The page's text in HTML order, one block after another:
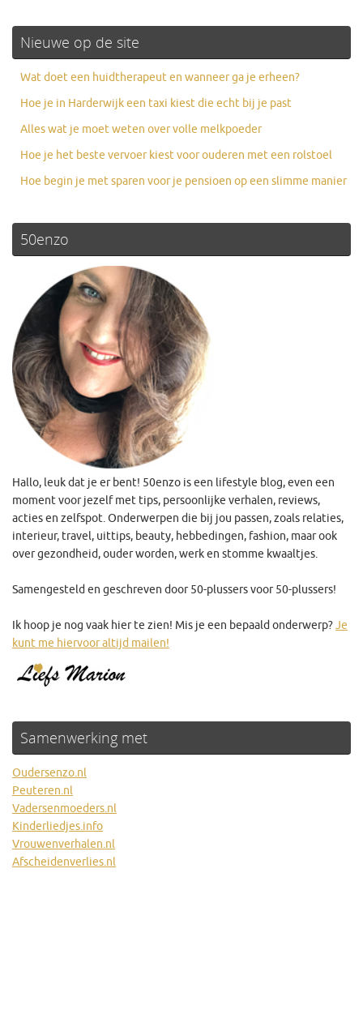
Nieuwe op de site
Wat doet een huidtherapeut en wanneer ga je erheen?
Hoe je in Harderwijk een taxi kiest die echt bij je past
Alles wat je moet weten over volle melkpoeder
Hoe je het beste vervoer kiest voor ouderen met een rolstoel
Hoe begin je met sparen voor je pensioen op een slimme manier
50enzo
Hallo, leuk dat je er bent! 50enzo is een lifestyle blog, even een
moment voor jezelf met tips, persoonlijke verhalen, reviews,
acties en zelfspot. Onderwerpen die bij jou passen, zoals relaties,
interieur, travel, uittips, beauty, hebbedingen, fashion, maar ook
over gezondheid, ouder worden, werk en stomme kwaaltjes.
Samengesteld en geschreven door 50-plussers voor 50-plussers!
Ik hoop je nog vaak hier te zien! Mis je een bepaald onderwerp?Je
kunt me hiervoor altijd mailen!
Samenwerking met
Oudersenzo.nl
Peuteren.nl
Vadersenmoeders.nl
Kinderliedjes.info
Vrouwenverhalen.nl
Afscheidenverlies.nl